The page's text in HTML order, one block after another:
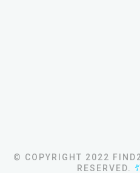
© COPYRIGHT 2022
RESERVED.